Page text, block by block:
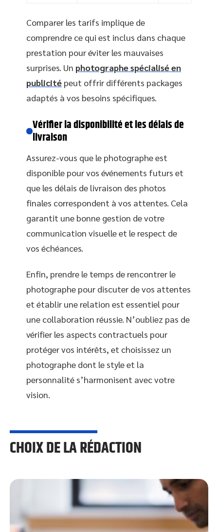
Comparer les tarifs implique de
comprendre ce qui est inclus dans chaque
prestation pour éviter les mauvaises
surprises. Un photographe spécialisé en
publicité peut offrir différents packages
adaptés à vos besoins spécifiques.
Vérifier la disponibilité et les délais de
livraison
Assurez-vous que le photographe est
disponible pour vos événements futurs et
que les délais de livraison des photos
finales correspondent à vos attentes. Cela
garantit une bonne gestion de votre
communication visuelle et le respect de
vos échéances.
Enfin, prendre le temps de rencontrer le
photographe pour discuter de vos attentes
et établir une relation est essentiel pour
une collaboration réussie. N’oubliez pas de
vérifier les aspects contractuels pour
protéger vos intérêts, et choisissez un
photographe dont le style et la
personnalité s’harmonisent avec votre
vision.
CHOIX DE LA RÉDACTION